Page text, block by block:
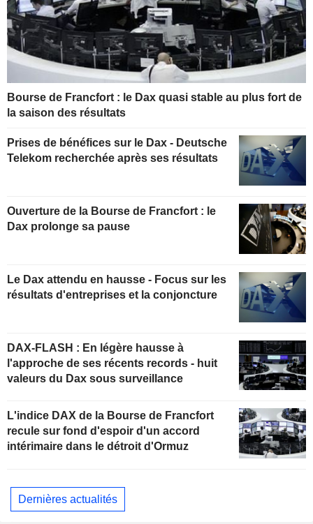
Bourse de Francfort : le Dax quasi stable au plus fort de
la saison des résultats
Prises de bénéfices sur le Dax - Deutsche
Telekom recherchée après ses résultats
Ouverture de la Bourse de Francfort : le
Dax prolonge sa pause
Le Dax attendu en hausse - Focus sur les
résultats d'entreprises et la conjoncture
DAX-FLASH : En légère hausse à
l'approche de ses récents records - huit
valeurs du Dax sous surveillance
L'indice DAX de la Bourse de Francfort
recule sur fond d'espoir d'un accord
intérimaire dans le détroit d'Ormuz
Dernières actualités